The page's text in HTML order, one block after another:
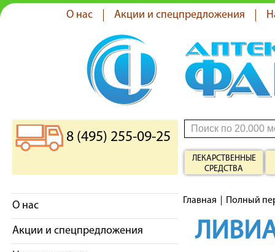
О нас Акции и спецпредложения
8 (495) 255-09-25
ЛЕКАРСТВЕННЫЕ
СРЕДСТВА
О нас
Акции и спецпредложения
Главная Полный